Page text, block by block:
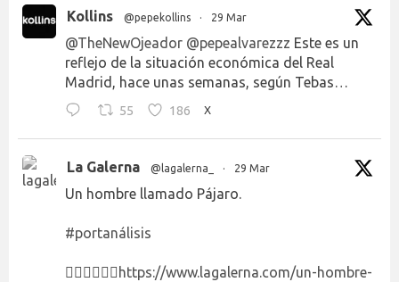
Kollins @pepekollins · 29 Mar
@TheNewOjeador @pepealvarezzz Este es un
reflejo de la situación económica del Real
Madrid, hace unas semanas, según Tebas…
55 186 X
La Galerna @lagalerna_ · 29 Mar
Un hombre llamado Pájaro.
#portanálisis
👉🏻👉🏻👉🏻 https://www.lagalerna.com/un-hombre-